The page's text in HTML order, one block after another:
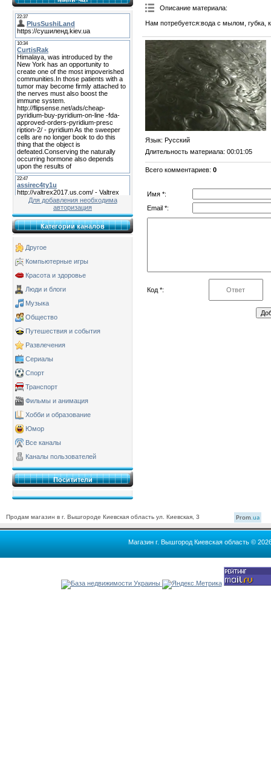
Для добавления необходима
авторизация
Категории каналов
Другое
Компьютерные игры
Красота и здоровье
Люди и блоги
Музыка
Общество
Путешествия и события
Развлечения
Сериалы
Спорт
Транспорт
Фильмы и анимация
Хобби и образование
Юмор
Все каналы
Каналы пользователей
Поситители
Описание материала:
Нам потребуется:вода с мылом, губка,
Язык: Русский
Длительность материала: 00:01:05
Всего комментариев: 0
Имя *:
Email *:
Код *:
Продам магазин в г. Вышгороде Киевская область ул. Киевская, 3 Prom.ua
Магазин г. Вышгород Киевская область ©